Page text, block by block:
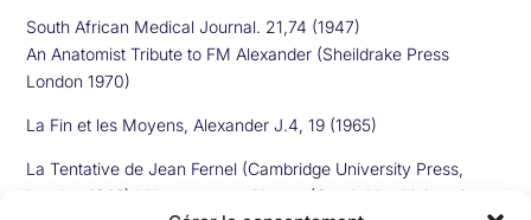
South African Medical Journal. 21,74 (1947)
An Anatomist Tribute to FM Alexander (Sheildrake Press
London 1970)
La Fin et les Moyens, Alexander J.4, 19 (1965)
La Tentative de Jean Fernel (Cambridge University Press,
London 1946) L’Homme et sa Nature (Cambridge University